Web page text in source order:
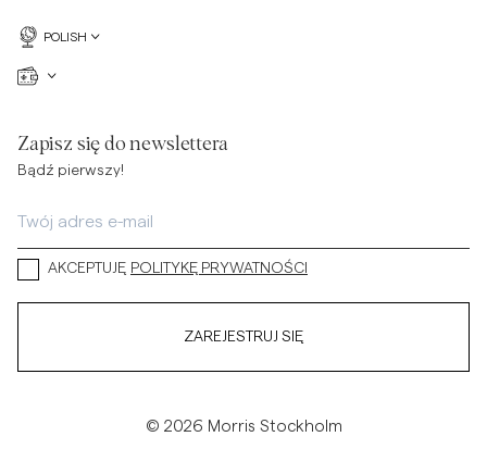
POLISH
Zapisz się do newslettera
Bądź pierwszy!
AKCEPTUJĘ POLITYKĘ PRYWATNOŚCI
ZAREJESTRUJ SIĘ
© 2026 Morris Stockholm